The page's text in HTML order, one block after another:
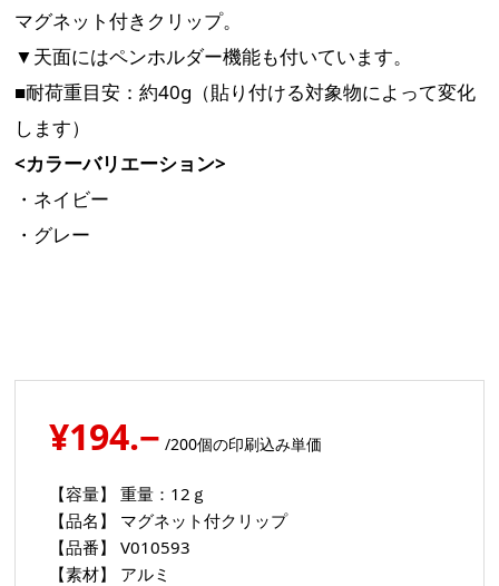
マグネット付きクリップ。
▼天面にはペンホルダー機能も付いています。
■耐荷重目安：約40g（貼り付ける対象物によって変化
します）
<カラーバリエーション>
・ネイビー
・グレー
¥194.− /200個の印刷込み単価
【容量】
重量：12ｇ
【品名】
マグネット付クリップ
【品番】
V010593
【素材】
アルミ